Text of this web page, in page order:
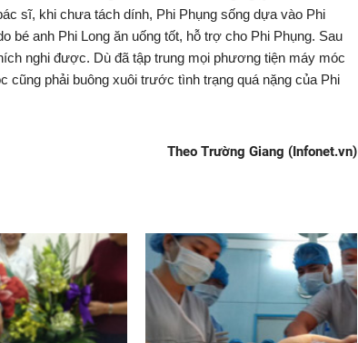
sĩ, khi chưa tách dính, Phi Phụng sống dựa vào Phi
bé anh Phi Long ăn uống tốt, hỗ trợ cho Phi Phụng. Sau
nghi được. Dù đã tập trung mọi phương tiện máy móc
phải buông xuôi trước tình trạng quá nặng của Phi
Theo Trường Giang (Infonet.vn)